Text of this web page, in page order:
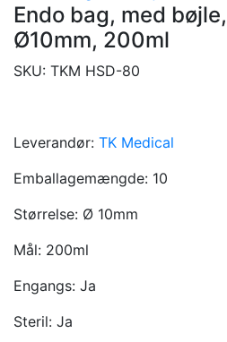
Endo bag, med
Ø10mm, 200ml
SKU: TKM HSD-80
Leverandør: TK Medical
Emballagemængde: 10
Størrelse: Ø 10mm
Mål: 200ml
Engangs: Ja
Steril: Ja